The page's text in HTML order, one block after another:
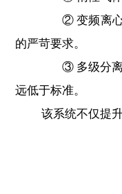
② 变频离心雾化
的严苛要求。
③ 多级分离回收
远低于标准。
该系统不仅提升了